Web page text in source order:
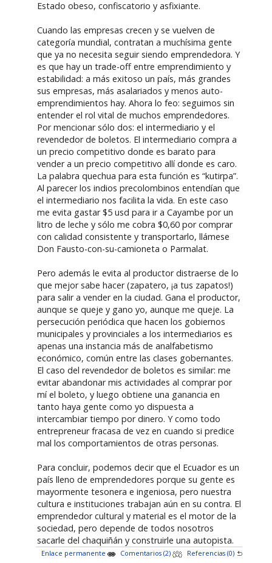
Estado obeso, confiscatorio y asfixiante.
Cuando las empresas crecen y se vuelven de
categoría mundial, contratan a muchísima gente
que ya no necesita seguir siendo emprendedora. Y
es que hay un trade-off entre emprendimiento y
estabilidad: a más exitoso un país, más grandes
sus empresas, más asalariados y menos auto-
emprendimientos hay. Ahora lo feo: seguimos sin
entender el rol vital de muchos emprendedores.
Por mencionar sólo dos: el intermediario y el
revendedor de boletos. El intermediario compra a
un precio competitivo donde es barato para
vender a un precio competitivo allí donde es caro.
La palabra quechua para esta función es “kutirpa”.
Al parecer los indios precolombinos entendían que
el intermediario nos facilita la vida. En este caso
me evita gastar $5 usd para ir a Cayambe por un
litro de leche y sólo me cobra $0,60 por comprar
con calidad consistente y transportarlo, llámese
Don Fausto-con-su-camioneta o Parmalat.
Pero además le evita al productor distraerse de lo
que mejor sabe hacer (zapatero, ¡a tus zapatos!)
para salir a vender en la ciudad. Gana el productor,
aunque se queje y gano yo, aunque me queje. La
persecución periódica que hacen los gobiernos
municipales y provinciales a los intermediarios es
apenas una instancia más de analfabetismo
económico, común entre las clases gobernantes.
El caso del revendedor de boletos es similar: me
evitar abandonar mis actividades al comprar por
mí el boleto, y luego obtiene una ganancia en
tanto haya gente como yo dispuesta a
intercambiar tiempo por dinero. Y como todo
entrepreneur fracasa de vez en cuando si predice
mal los comportamientos de otras personas.
Para concluir, podemos decir que el Ecuador es un
país lleno de emprendedores porque su gente es
mayormente tesonera e ingeniosa, pero nuestra
cultura e instituciones trabajan aún en su contra. El
emprendedor cultural y material es el motor de la
sociedad, pero depende de todos nosotros
sacarle del chaquiñán y construirle una autopista.
Enlace permanente Comentarios (2) Referencias (0)